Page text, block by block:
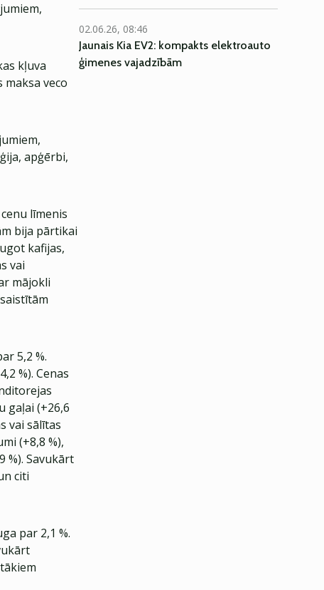
kļuva
veco
apģērbi,
līmenis
bija pārtikai
kafijas,
vai
mājokli
5,2 %.
%). Cenas
gaļai (+26,6
vai sālītas
(+8,8 %),
%). Savukārt
citi
02.06.26, 08:46
Jaunais Kia EV2: kompakts elektroauto
ģimenes vajadzībām
par 2,1 %.